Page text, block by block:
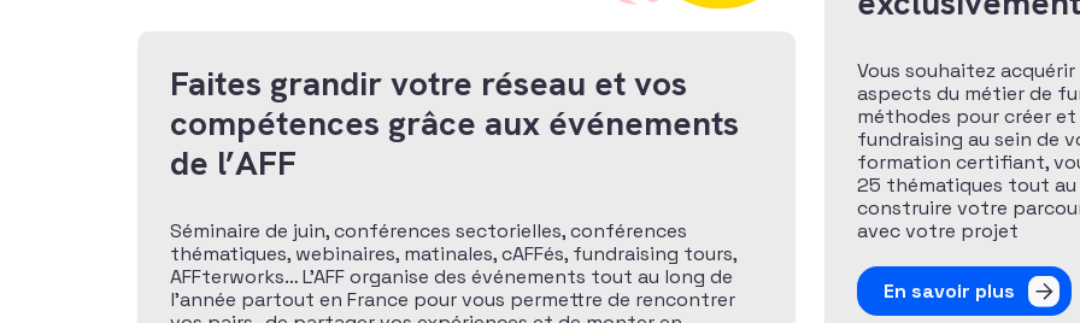
Faites grandir votre réseau et vos
compétences grâce aux événements
de l’AFF
Séminaire de juin, conférences sectorielles, conférences
thématiques, webinaires, matinales, cAFFés, fundraising tours,
AFFterworks… L’AFF organise des événements tout au long de
l’année partout en France pour vous permettre de rencontrer
Vous souhaitez
aspects du métier de
méthodes pour créer
fundraising au sein de
formation certifiant,
25 thématiques tout au
construire votre
avec votre projet
En savoir plus